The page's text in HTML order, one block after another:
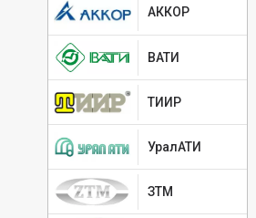
АККОР
ВАТИ
ТИИР
УралАТИ
ЗТМ